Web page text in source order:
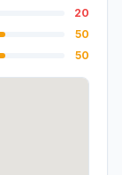
20
50
50